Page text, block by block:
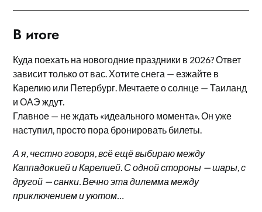
В итоге
Куда поехать на новогодние праздники в 2026? Ответ
зависит только от вас. Хотите снега — езжайте в
Карелию или Петербург. Мечтаете о солнце — Таиланд
и ОАЭ ждут.
Главное — не ждать «идеального момента». Он уже
наступил, просто пора бронировать билеты.
А я, честно говоря, всё ещё выбираю между
Каппадокией и Карелией. С одной стороны — шары, с
другой — санки. Вечно эта дилемма между
приключением и уютом…